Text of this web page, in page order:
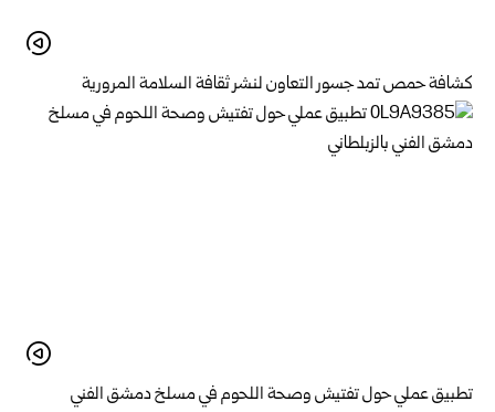
كشافة حمص تمد جسور التعاون لنشر ثقافة السلامة المرورية
تطبيق عملي حول تفتيش وصحة اللحوم في مسلخ ‏دمشق الفني